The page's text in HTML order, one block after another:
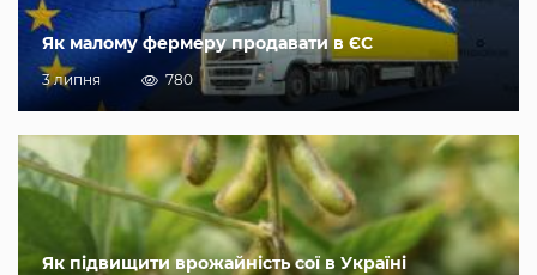
Як малому фермеру продавати в ЄС
3 липня 780
Як підвищити врожайність сої в Україні